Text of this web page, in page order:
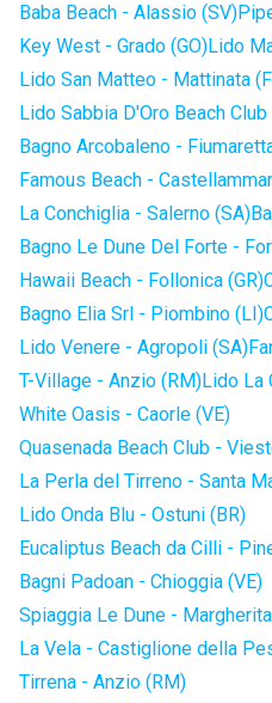
Baba Beach - Alassio (SV)
Key West - Grado (GO)Lido
Lido San Matteo - Mattinata
Lido Sabbia D'Oro Beach
Bagno Arcobaleno -
Famous Beach -
La Conchiglia - Salerno (SA)
Bagno Le Dune Del Forte -
Hawaii Beach - Follonica (GR)
Bagno Elia Srl - Piombino (LI)
Lido Venere - Agropoli (SA)
T-Village - Anzio (RM)Lido La
White Oasis - Caorle (VE)
Quasenada Beach Club -
La Perla del Tirreno - Santa
Lido Onda Blu - Ostuni (BR)
Eucaliptus Beach da Cilli -
Bagni Padoan - Chioggia (VE)
Spiaggia Le Dune -
La Vela - Castiglione della
Tirrena - Anzio (RM)